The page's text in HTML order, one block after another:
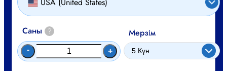
Саны ?
- +
Мерзім